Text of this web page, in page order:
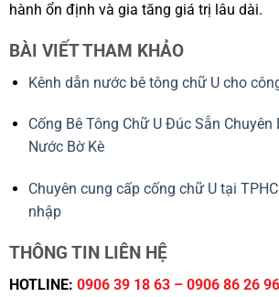
hành ổn định và gia tăng giá trị lâu dài.
BÀI VIẾT THAM KHẢO
Kênh dẫn nước bê tông chữ U cho
Cống Bê Tông Chữ U Đúc Sẵn
Nước Bờ Kè
Chuyên cung cấp cống chữ U tại
nhập
THÔNG TIN LIÊN HỆ
HOTLINE: 0906 39 18 63 – 0906 86 26